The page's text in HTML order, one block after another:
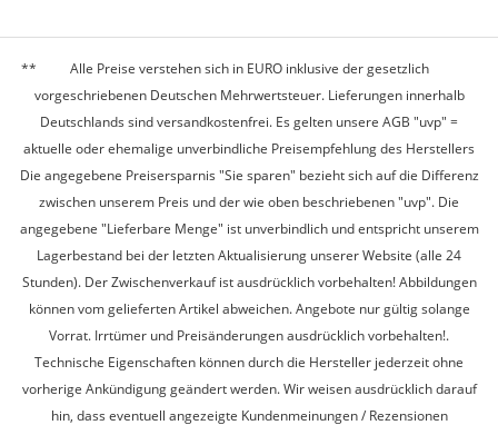
Alle Preise verstehen sich in EURO inklusive der gesetzlich
vorgeschriebenen Deutschen Mehrwertsteuer. Lieferungen innerhalb
Deutschlands sind versandkostenfrei. Es gelten unsere AGB "uvp" =
aktuelle oder ehemalige unverbindliche Preisempfehlung des Herstellers
Die angegebene Preisersparnis "Sie sparen" bezieht sich auf die Differenz
zwischen unserem Preis und der wie oben beschriebenen "uvp". Die
angegebene "Lieferbare Menge" ist unverbindlich und entspricht unserem
Lagerbestand bei der letzten Aktualisierung unserer Website (alle 24
Stunden). Der Zwischenverkauf ist ausdrücklich vorbehalten! Abbildungen
können vom gelieferten Artikel abweichen. Angebote nur gültig solange
Vorrat. Irrtümer und Preisänderungen ausdrücklich vorbehalten!.
Technische Eigenschaften können durch die Hersteller jederzeit ohne
vorherige Ankündigung geändert werden. Wir weisen ausdrücklich darauf
hin, dass eventuell angezeigte Kundenmeinungen / Rezensionen